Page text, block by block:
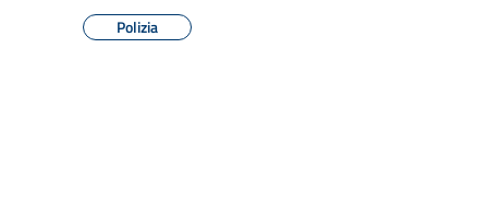
Polizia